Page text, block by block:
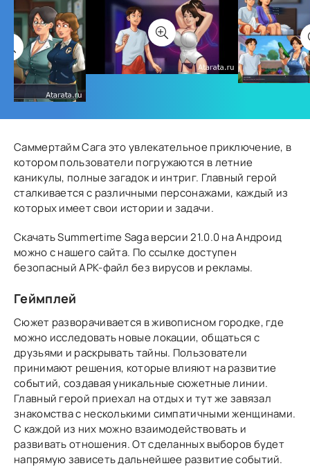
Саммертайм Сага это увлекательное приключение, в
котором пользователи погружаются в летние
каникулы, полные загадок и интриг. Главный герой
сталкивается с различными персонажами, каждый из
которых имеет свои истории и задачи.
Скачать Summertime Saga версии 21.0.0 на Андроид
можно с нашего сайта. По ссылке доступен
безопасный APK-файл без вирусов и рекламы.
Геймплей
Сюжет разворачивается в живописном городке, где
можно исследовать новые локации, общаться с
друзьями и раскрывать тайны. Пользователи
принимают решения, которые влияют на развитие
событий, создавая уникальные сюжетные линии.
Главный герой приехал на отдых и тут же завязал
знакомства с несколькими симпатичными женщинами.
С каждой из них можно взаимодействовать и
развивать отношения. От сделанных выборов будет
напрямую зависеть дальнейшее развитие событий.